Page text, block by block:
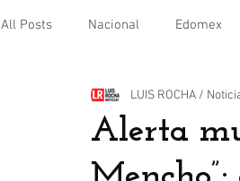
All Posts Nacional Edomex
Internacional
Alerta
LUIS ROCHA /